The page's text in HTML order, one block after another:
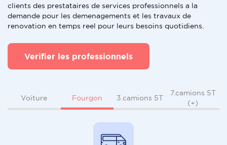
clients des prestataires de services professionnels a la
demande pour les demenagements et les travaux de
renovation en temps reel pour leurs besoins quotidiens.
Verifier les professionnels
Voiture Fourgon 3.camions 5T
7.camions 5T
(+)